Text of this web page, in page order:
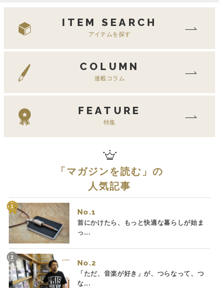
ITEM SEARCH
アイテムを探す
COLUMN
連載コラム
FEATURE
特集
「 マガジンを読む 」の
人気記事
No.
首にかけたら、もっと快適な暮らしが始ま
っ...
No.
「ただ、音楽が好き」が、つらなって、つ
な...